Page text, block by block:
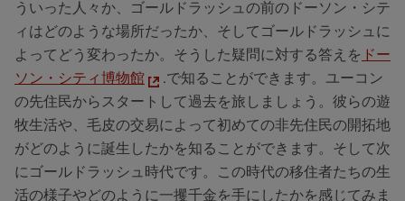
ういった人々か、ゴールドラッシュの前のドーソン・シテ
ィはどのような場所だったか、そしてゴールドラッシュに
よってどう変わったか。そうした疑問に対する答えを ドー
ソン・シティ博物館
.で知ることができます。ユーコン
の先住民からスタートして過去を旅しましょう。彼らの遊
牧生活や、毛皮の交易によって初めての非先住民の開拓地
がどのように誕生したかを知ることができます。そして次
にゴールドラッシュ時代です。この時代の移住者たちの生
活の様子やどのように一攫千金を手にしたかを感じてみま